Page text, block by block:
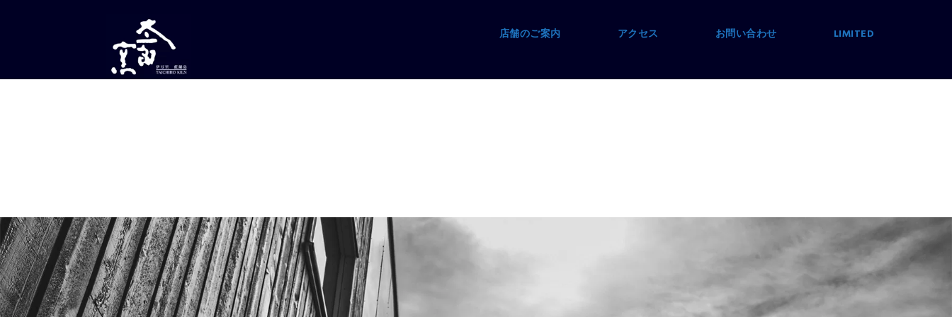
店舗のご案内 アクセス お問い合わせ LIMITED